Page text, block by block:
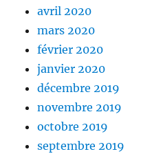
avril 2020
mars 2020
février 2020
janvier 2020
décembre 2019
novembre 2019
octobre 2019
septembre 2019